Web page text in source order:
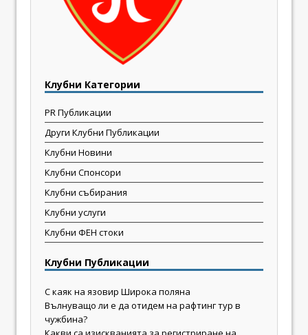
Клубни Категории
PR Публикации
Други Клубни Публикации
Клубни Новини
Клубни Спонсори
Клубни събирания
Клубни услуги
Клубни ФЕН стоки
Клубни Публикации
С каяк на язовир Широка поляна
Вълнуващо ли е да отидем на рафтинг тур в
чужбина?